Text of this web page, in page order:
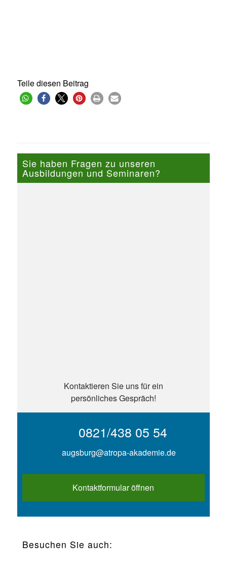
Teile diesen Beitrag
Sie haben Fragen zu unseren
Ausbildungen und Seminaren?
Kontaktieren Sie uns für ein
persönliches Gespräch!
0821/438 05 54
augsburg@atropa-akademie.de
Kontaktformular öffnen
Besuchen Sie auch: